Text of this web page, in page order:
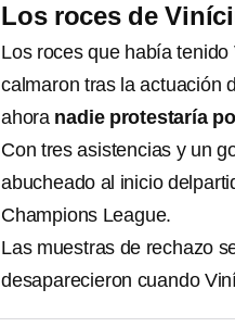
Los roces de
Los roces que había tenido
calmaron tras la actuación
ahora nadie protestaría
Con tres asistencias y un
abucheado al inicio
Champions League.
Las muestras de rechazo
desaparecieron cuando